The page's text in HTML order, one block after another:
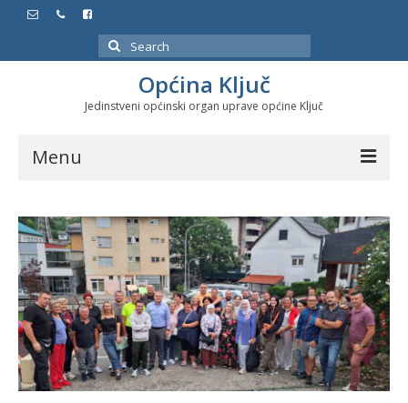
Search
for:
Općina Ključ
Jedinstveni općinski organ uprave općine Ključ
Menu
Službeni glasnici
Javne nabavke
Značajni datumi i manifestacije
Program energetske efikasnosti u stambenom
sektoru